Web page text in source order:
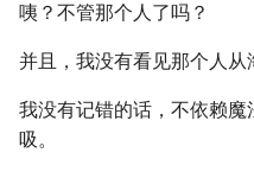
咦？不管那个人了吗？
并且，我没有看见那个人从
我没有记错的话，不依赖
吸。